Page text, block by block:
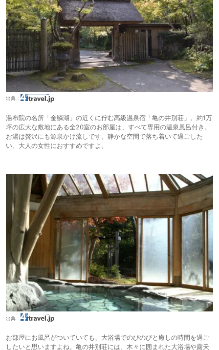
出典：
湯布院の名所「金鱗湖」の近くに佇む高級温泉宿「亀の井別荘」。約1万
坪の広大な敷地にある全20室のお部屋は、すべて専用の温泉風呂付き。
お湯は贅沢にも源泉かけ流しです。静かな空間で落ち着いて過ごした
い、大人の女性におすすめですよ。
出典：
お部屋にお風呂がついていても、大浴場でのびのびと癒しの時間を過ご
したいと思いますよね。亀の井別荘には、木々に囲まれた大浴場や露天